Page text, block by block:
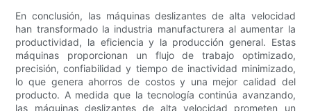
En conclusión, las máquinas deslizantes de alta velocidad
han transformado la industria manufacturera al aumentar la
productividad, la eficiencia y la producción general. Estas
máquinas proporcionan un flujo de trabajo optimizado,
precisión, confiabilidad y tiempo de inactividad minimizado,
lo que genera ahorros de costos y una mejor calidad del
producto. A medida que la tecnología continúa avanzando,
las máquinas deslizantes de alta velocidad prometen un